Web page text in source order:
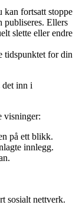
kan fortsatt stoppe
publiseres. Ellers
slette eller endre
tidspunktet for din
inn i
visninger:
på ett blikk.
innlegg.
sosialt nettverk.